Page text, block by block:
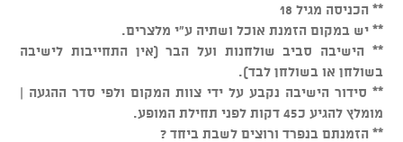
** הכניסה מגיל 18
** יש במקום הזמנת אוכל ושתיה ע"י מלצרים.
** הישיבה סביב שולחנות ועל הבר (אין התחייבות לישיבה
בשולחן או בשולחן לבד).
** סידור הישיבה נקבע על ידי צוות המקום ולפי סדר ההגעה |
מומלץ להגיע כ45 דקות לפני תחילת המופע.
** הזמנתם בנפרד ורוצים לשבת ביחד ?